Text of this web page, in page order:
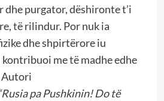
dhe purgator, dëshironte t’i
të rilindur. Por nuk ia
dhe shpirtërore iu
kontribuoi me të madhe edhe
Autori
pa Pushkinin! Do të